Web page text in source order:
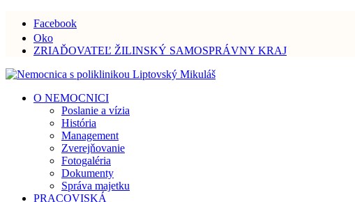
Facebook
Oko
ZRIAĎOVATEĽ ŽILINSKÝ SAMOSPRÁVNY KRAJ
O NEMOCNICI
Poslanie a vízia
História
Management
Zverejňovanie
Fotogaléria
Dokumenty
Správa majetku
PRACOVISKÁ